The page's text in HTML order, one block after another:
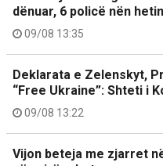
dënuar, 6 policë nën
09/08 13:35
Deklarata e Zelenskyt,
“Free Ukraine”: Shteti i
09/08 13:22
Vijon beteja me zjarret